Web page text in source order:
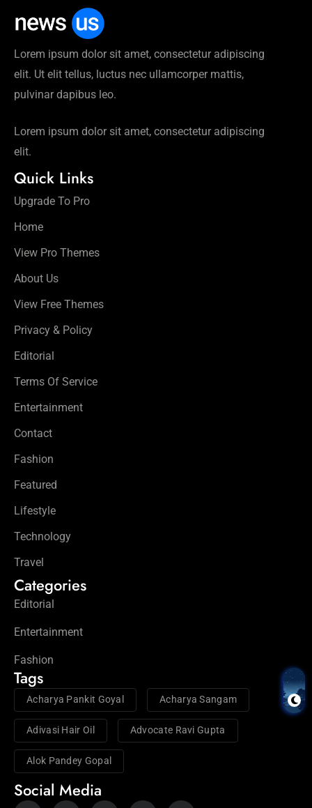
Lorem ipsum dolor sit amet, consectetur adipiscing
elit. Ut elit tellus, luctus nec ullamcorper mattis,
pulvinar dapibus leo.
Lorem ipsum dolor sit amet, consectetur adipiscing
elit.
Quick Links
Upgrade To Pro
Home
View Pro Themes
About Us
View Free Themes
Privacy & Policy
Editorial
Terms Of Service
Entertainment
Contact
Fashion
Featured
Lifestyle
Technology
Travel
Categories
Editorial
Entertainment
Fashion
Tags
Acharya Pankit Goyal Acharya Sangam
Adivasi Hair Oil Advocate Ravi Gupta
Alok Pandey Gopal
Social Media